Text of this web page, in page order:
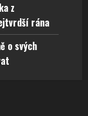
z
rána
o svých